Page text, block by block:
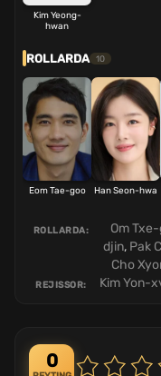
Kim Yeong-
hwan
ROLLARDA 10
Eom Tae-goo Han Seon-hwa
ROLLARDA: Om
djin, Pak
Cho
REJISSOR: Kim Yon-
0